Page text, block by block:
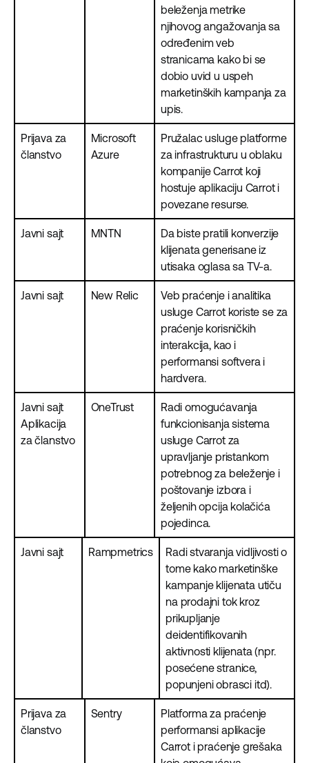
beleženja metrike
njihovog angažovanja sa
određenim veb
stranicama kako bi se
dobio uvid u uspeh
marketinških kampanja za
upis.
Prijava za
članstvo
Microsoft
Azure
Pružalac usluge platforme
za infrastrukturu u oblaku
kompanije Carrot koji
hostuje aplikaciju Carrot i
povezane resurse.
Javni sajt MNTN
Da biste pratili konverzije
klijenata generisane iz
utisaka oglasa sa TV-a.
Javni sajt New Relic
Veb praćenje i analitika
usluge Carrot koriste se za
praćenje korisničkih
interakcija, kao i
performansi softvera i
hardvera.
Javni sajt
Aplikacija
za članstvo
OneTrust
Radi omogućavanja
funkcionisanja sistema
usluge Carrot za
upravljanje pristankom
potrebnog za beleženje i
poštovanje izbora i
željenih opcija kolačića
pojedinca.
Javni sajt Rampmetrics
Radi stvaranja vidljivosti o
tome kako marketinške
kampanje klijenata utiču
na prodajni tok kroz
prikupljanje
deidentifikovanih
aktivnosti klijenata (npr.
posećene stranice,
popunjeni obrasci itd).
Prijava za
članstvo
Sentry
Platforma za praćenje
performansi aplikacije
Carrot i praćenje grešaka